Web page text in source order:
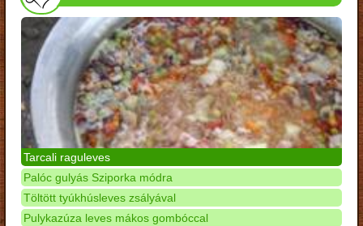
Tarcali raguleves
Palóc gulyás Sziporka módra
Töltött tyúkhúsleves zsályával
Pulykazúza leves mákos gombóccal